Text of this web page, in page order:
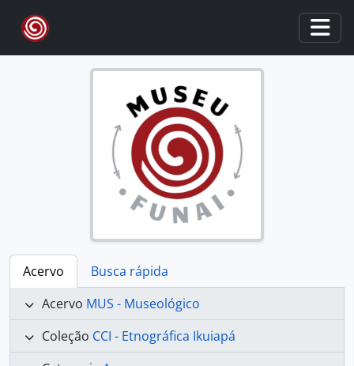
Skip to main content
Acervo
Busca rápida
Acervo MUS - Museológico
Coleção CCI - Etnográfica Ikuiapá